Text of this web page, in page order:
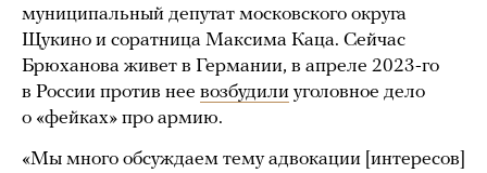
муниципальный депутат московского округа
Щукино и соратница Максима Каца. Сейчас
Брюханова живет в Германии, в апреле 2023-го
в России против нее возбудили уголовное дело
о «фейках» про армию.
«Мы много обсуждаем тему адвокации [интересов]